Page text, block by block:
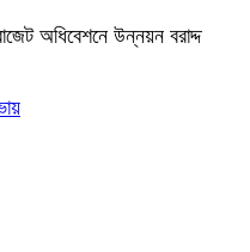
অধিবেশনে উন্নয়ন বরাদ্দ